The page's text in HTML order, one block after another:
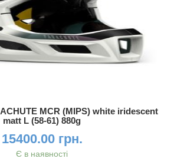
MCR (MIPS) white iridescent
matt L (58-61) 880g
15400.00 грн.
Є в наявності